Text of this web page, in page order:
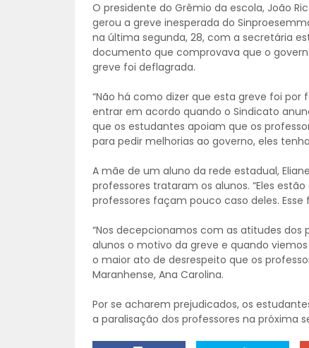
O presidente do Grêmio da escola, João
gerou a greve inesperada do
na última segunda, 28, com a secretária
documento que comprovava que o
greve foi deflagrada.
“Não há como dizer que esta greve foi
entrar em acordo quando o Sindicato
que os estudantes apoiam que os
para pedir melhorias ao governo, eles
A mãe de um aluno da rede estadual,
professores trataram os alunos. “Eles
professores façam pouco caso deles.
“Nos decepcionamos com as atitudes dos
alunos o motivo da greve e quando
o maior ato de desrespeito que os
Maranhense, Ana Carolina.
Por se acharem prejudicados, os
a paralisação dos professores na próxima